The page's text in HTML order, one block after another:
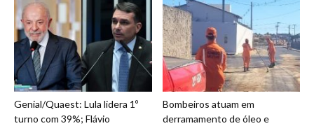
Genial/Quaest: Lula lidera 1º
turno com 39%; Flávio
Bombeiros atuam em
derramamento de óleo e